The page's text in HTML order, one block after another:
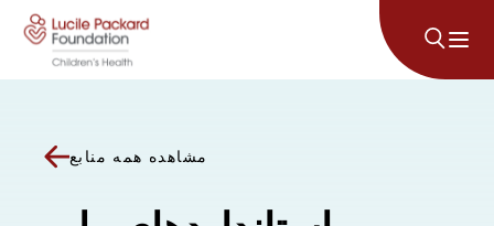
پرش به محتوا
مشاهده همه منابع